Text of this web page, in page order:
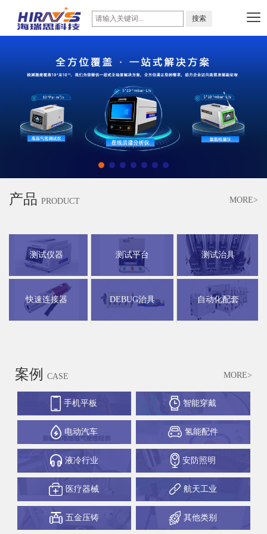
产品 PRODUCT MORE>
测试仪器 测试平台 测试治具
快速连接器 DEBUG治具 自动化配套
案例 CASE MORE>
手机平板 智能穿戴
电动汽车 氢能配件
液冷行业 安防照明
医疗器械 航天工业
五金压铸 其他类别